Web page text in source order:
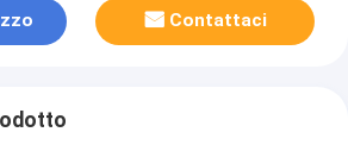
Contattaci